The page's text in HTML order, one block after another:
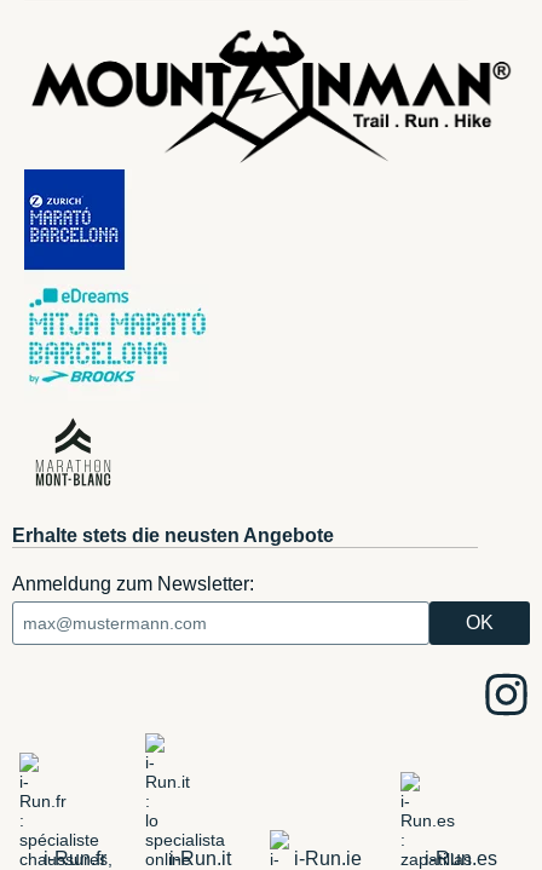
Erhalte stets die neusten Angebote
Anmeldung zum Newsletter:
i-Run.fr i-Run.it i-Run.ie i-Run.es